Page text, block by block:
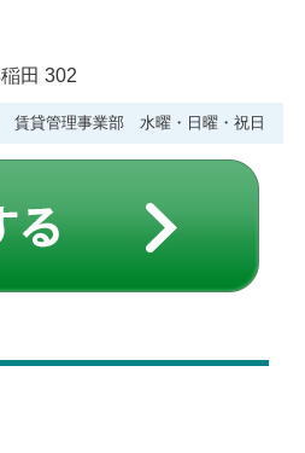
田 302
貸管理事業部 水曜・日曜・祝日